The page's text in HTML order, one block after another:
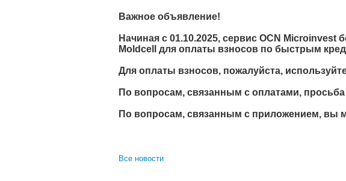
Важное объявление!
Начиная с 01.10.2025, сервис OCN
Moldcell для оплаты взносов по быстрым
Для оплаты взносов, пожалуйста,
По вопросам, связанным с оплатами,
По вопросам, связанным с приложением, вы
Все новости